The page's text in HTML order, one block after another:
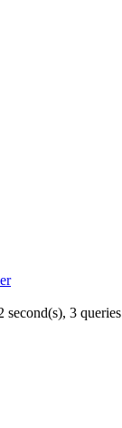
second(s), 3 queries